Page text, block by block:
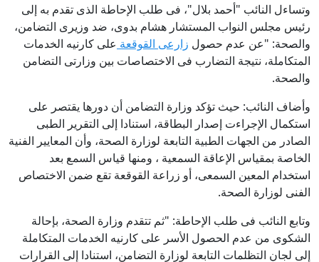
وتساءل النائب "أحمد بلال"، فى طلب الإحاطة الذى تقدم به إلى
رئيس مجلس النواب المستشار هشام بدوى، ضد وزيرى التضامن،
والصحة: "عن عدم حصول زارعى القوقعة على كارنيه الخدمات
المتكاملة، نتيجة التضارب فى الاختصاصات بين وزارتى التضامن
والصحة.
وأضاف النائب: حيث تؤكد وزارة التضامن أن دورها يقتصر على
استكمال الإجراءت إصدار البطاقة، استنادا إلى التقرير الطبى
الصادر من الجهات الطبية التابعة لوزارة الصحة، وأن المعايير الفنية
الخاصة بمقياس الإعاقة السمعية ، ومنها قياس السمع بعد
استخدام المعين السمعى، أو زراعة القوقعة تقع ضمن الاختصاص
الفنى لوزارة الصحة.
وتابع النائب فى طلب الإحاطة: "ثم تتقدم وزارة الصحة، بإحالة
الشكوى من عدم الحصول الأسر على كارنيه الخدمات المتكاملة
إلى لجان التظلمات التابعة لوزارة التضامن، استنادا إلى القرارات